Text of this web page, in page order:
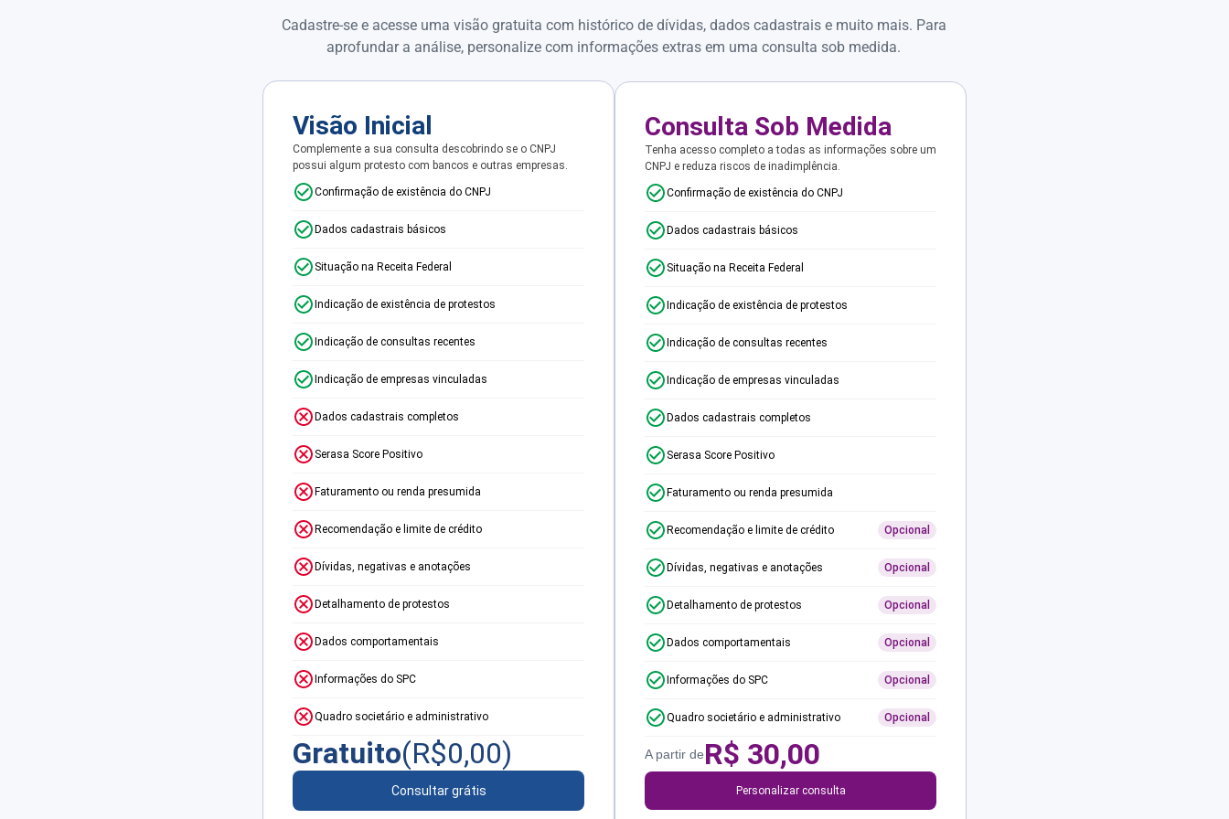
Cadastre-se e acesse uma visão gratuita com histórico de dívidas, dados cadastrais e muito mais. Para
aprofundar a análise, personalize com informações extras em uma consulta sob medida.
Visão Inicial
Complemente a sua consulta descobrindo se o CNPJ
possui algum protesto com bancos e outras empresas.
Confirmação de existência do CNPJ
Dados cadastrais básicos
Situação na Receita Federal
Indicação de existência de protestos
Indicação de consultas recentes
Indicação de empresas vinculadas
Dados cadastrais completos
Serasa Score Positivo
Faturamento ou renda presumida
Recomendação e limite de crédito
Dívidas, negativas e anotações
Detalhamento de protestos
Dados comportamentais
Informações do SPC
Quadro societário e administrativo
Gratuito(R$0,00)
Consultar grátis
Consulta Sob Medida
Tenha acesso completo a todas as informações sobre um
CNPJ e reduza riscos de inadimplência.
Confirmação de existência do CNPJ
Dados cadastrais básicos
Situação na Receita Federal
Indicação de existência de protestos
Indicação de consultas recentes
Indicação de empresas vinculadas
Dados cadastrais completos
Serasa Score Positivo
Faturamento ou renda presumida
Recomendação e limite de crédito Opcional
Dívidas, negativas e anotações Opcional
Detalhamento de protestos Opcional
Dados comportamentais Opcional
Informações do SPC Opcional
Quadro societário e administrativo Opcional
A partir deR$ 30,00
Personalizar consulta